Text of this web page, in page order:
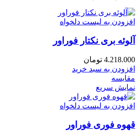
افزودن به لیست دلخواه
آلوئه برى نكتار فوراور
4.218.000 تومان
افزودن به سبد خرید
مقایسه
نمایش سریع
افزودن به لیست دلخواه
قهوه فوری فوراور